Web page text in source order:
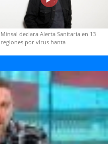
Minsal declara Alerta Sanitaria en 13
regiones por virus hanta